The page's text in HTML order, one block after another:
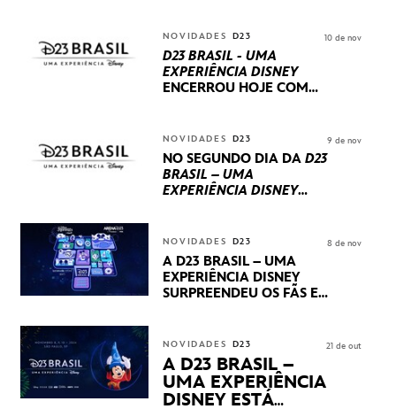
NOVIDADES D23
D23 BRASIL - UMA
EXPERIÊNCIA DISNEY
ENCERROU HOJE COM
INTERNACIONAIS E
PRODUÇÕES BRASILEIRAS
10 de nov
NOVIDADES D23
NO SEGUNDO DIA DA D23
BRASIL – UMA
EXPERIÊNCIA DISNEY
STUDIOS REVELARAM
PRÉVIAS E NOVIDADES
DOS SEUS PRÓXIMOS
LANÇAMENTOS
9 de nov
NOVIDADES D23
A D23 BRASIL – UMA
EXPERIÊNCIA DISNEY
SURPREENDEU OS FÃS EM
APRESENTAÇÕES E
PRODUTOS EXCLUSIVOS
NO TRANSAMÉRICA EXPO
CENTER EM SÃO PAULO
8 de nov
NOVIDADES D23
A D23 BRASIL –
UMA EXPERIÊNCIA
DISNEY ESTÁ
21 de out